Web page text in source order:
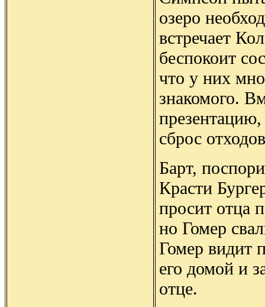
озеро
встречает
беспокоит
что у них
знакомого.
презентацию,
сброс
Барт,
Красти
просит отца
но Гомер
Гомер видит
его домой и
отце.